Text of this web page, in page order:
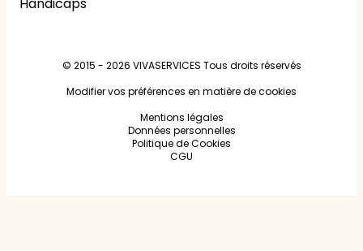
© 2015 - 2026 VIVASERVICES Tous droits réservés
Modifier vos préférences en matière de cookies
Mentions légales
Données personnelles
Politique de Cookies
CGU